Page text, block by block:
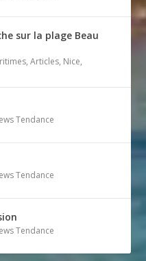
sur la plage Beau
,Articles, Nice,
Tendance
Tendance
Tendance